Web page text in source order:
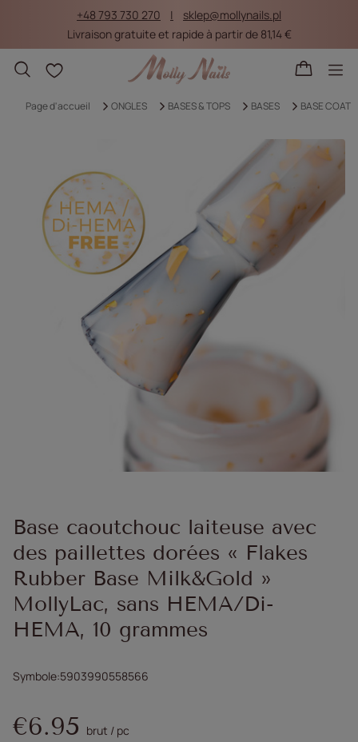
+48 793 730 270
sklep@mollynails.pl
Livraison gratuite et rapide à partir de 81,14 €
Listes d'achat
Page d'accueil ONGLES BASES & TOPS BASES BASE COAT
Base caoutchouc laiteuse avec
des paillettes dorées « Flakes
Rubber Base Milk&Gold »
MollyLac, sans HEMA/Di-
HEMA, 10 grammes
Symbole 5903990558566
€6.95 brut / pc